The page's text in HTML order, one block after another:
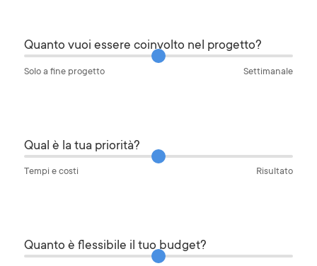
Quanto vuoi essere coinvolto nel progetto?
Solo a fine progetto Settimanale
Qual è la tua priorità?
Tempi e costi Risultato
Quanto è flessibile il tuo budget?